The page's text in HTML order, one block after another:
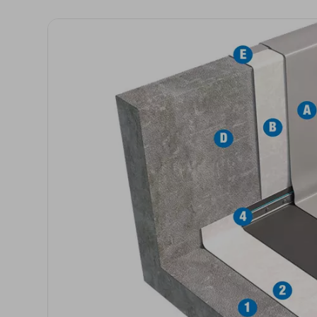
sottopavimento
Genio Civile
Membrane Bituminose
Membrane Sintetiche